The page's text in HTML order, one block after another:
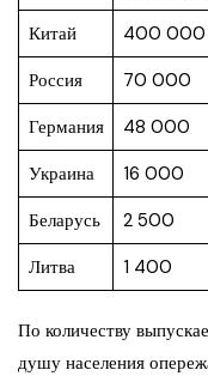
Китай 400 000
Россия
70 000
Германия
48 000
Украина
16 000
Беларусь
2 500
Литва
1 400
По количеству
душу населения